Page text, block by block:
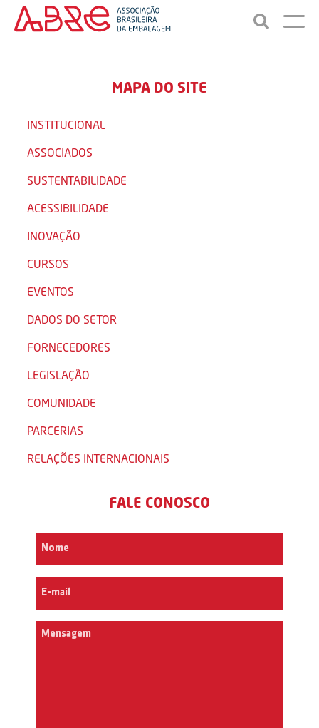
MAPA DO SITE
INSTITUCIONAL
ASSOCIADOS
SUSTENTABILIDADE
ACESSIBILIDADE
INOVAÇÃO
CURSOS
EVENTOS
DADOS DO SETOR
FORNECEDORES
LEGISLAÇÃO
COMUNIDADE
PARCERIAS
RELAÇÕES INTERNACIONAIS
FALE CONOSCO